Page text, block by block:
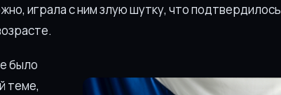
играла с ним злую шутку, что подтвердилось
было
теме,